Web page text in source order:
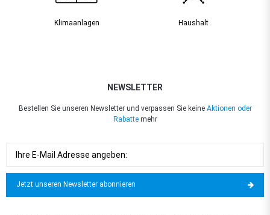
Klimaanlagen Haushalt
NEWSLETTER
Bestellen Sie unseren Newsletter und verpassen Sie keine Aktionen oder
Rabattemehr
Jetzt unseren Newsletter abonnieren